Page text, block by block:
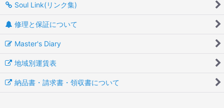
Soul Link(リンク集)
修理と保証について
Master's Diary
地域別運賃表
納品書・請求書・領収書について